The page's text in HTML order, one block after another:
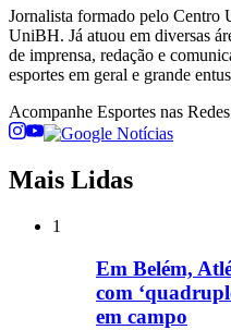
Jornalista formado pelo
UniBH. Já atuou em diversas
de imprensa, redação e
esportes em geral e grande
Acompanhe Esportes nas
Mais Lidas
1
Em Belém,
com
em campo